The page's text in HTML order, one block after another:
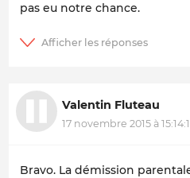
pas eu notre chance.
Valentin Fluteau
17 novembre 2015 à
Bravo. La démission